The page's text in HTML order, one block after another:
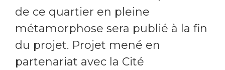
de ce quartier en pleine
métamorphose sera publié à la fin
du projet. Projet mené en
partenariat avec la Cité